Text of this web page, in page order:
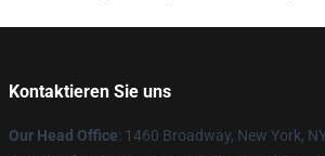
Kontaktieren Sie uns
Our Head Office: 1460 Broadway, New York,